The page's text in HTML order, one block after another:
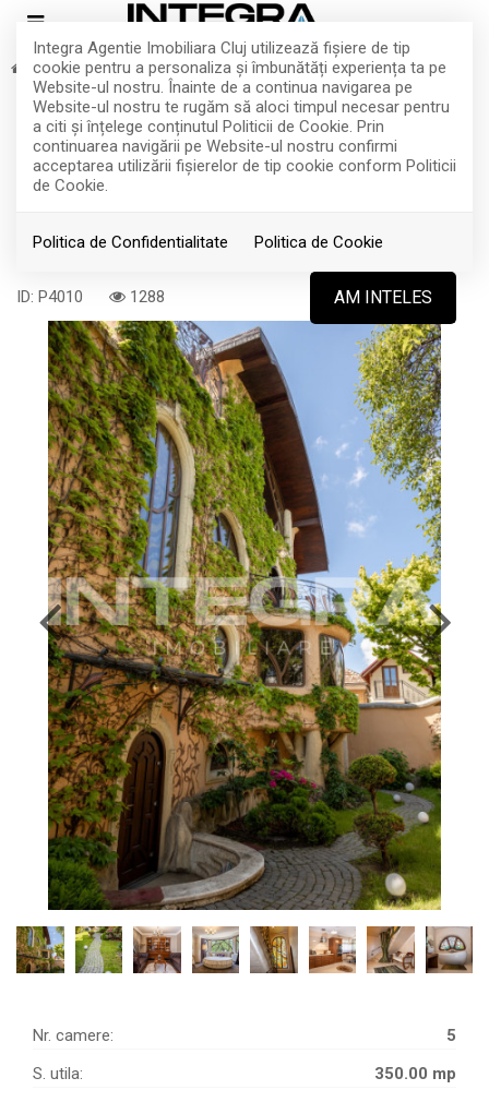
Integra Agentie Imobiliara Cluj utilizează fişiere de tip
cookie pentru a personaliza și îmbunătăți experiența ta pe
Website-ul nostru. Înainte de a continua navigarea pe
Website-ul nostru te rugăm să aloci timpul necesar pentru
a citi și înțelege conținutul Politicii de Cookie. Prin
continuarea navigării pe Website-ul nostru confirmi
acceptarea utilizării fişierelor de tip cookie conform Politicii
de Cookie.
Politica de Confidentialitate Politica de Cookie
AM INTELES
Inchiriere Case Cluj-Napoca Andrei Muresanu
O oaza de Eleganta si Confort | Vila
modernă de 5 camere | zona Andrei
Mureșanu
ID: P4010 1288
Nr. camere:
5
S. utila:
350.00 mp